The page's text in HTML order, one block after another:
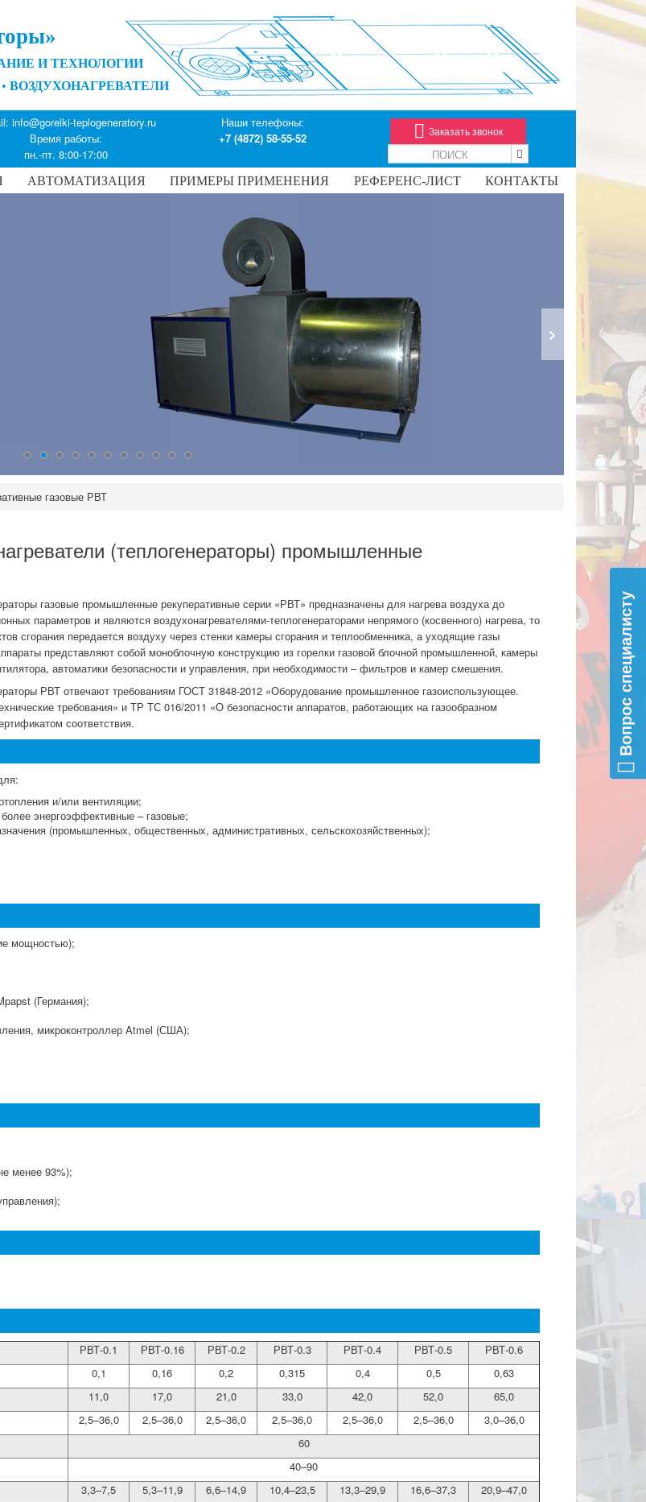
И ТЕХНОЛОГИИ
• ВОЗДУХОНАГРЕВАТЕЛИ
info@gorelki-teplogeneratory.ru
Время работы:
пн.-пт. 8:00-17:00
Наши телефоны:
+7 (4872) 58-55-52
Заказать звонок
АВТОМАТИЗАЦИЯ ПРИМЕРЫ ПРИМЕНЕНИЯ РЕФЕРЕНС-ЛИСТ КОНТАКТЫ
газовые РВТ
(теплогенераторы) промышленные
газовые промышленные рекуперативные серии «РВТ» предназначены для нагрева воздуха до
параметров и являются воздухонагревателями-теплогенераторами непрямого (косвенного) нагрева, то
сгорания передается воздуху через стенки камеры сгорания и теплообменника, а уходящие газы
представляют собой моноблочную конструкцию из горелки газовой блочной промышленной, камеры
автоматики безопасности и управления, при необходимости – фильтров и камер смешения.
РВТ отвечают требованиям ГОСТ 31848-2012 «Оборудование промышленное газоиспользующее.
требования» и ТР ТС 016/2011 «О безопасности аппаратов, работающих на газообразном
соответствия.
и/или вентиляции;
энергоэффективные – газовые;
(промышленных, общественных, административных, сельскохозяйственных);
мощностью);
(Германия);
микроконтроллер Atmel (США);
менее 93%);
РВТ-0.1 РВТ-0.16 РВТ-0.2 РВТ-0.3 РВТ-0.4 РВТ-0.5
РВТ-0.6
0,1 0,16 0,2 0,315 0,4 0,5
0,63
11,0 17,0 21,0 33,0 42,0 52,0
65,0
2,5–36,0 2,5–36,0 2,5–36,0 2,5–36,0 2,5–36,0 2,5–36,0
3,0–36,0
60
40–90
3,3–7,5 5,3–11,9 6,6–14,9 10,4–23,5 13,3–29,9 16,6–37,3
20,9–47,0
Вопрос специалисту